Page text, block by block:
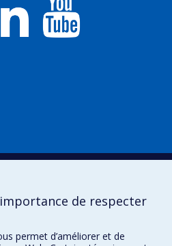
pour le mieux.
de respecter
permet d’améliorer et de